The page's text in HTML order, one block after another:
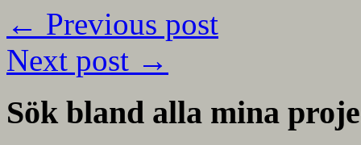
← Previous post
Next post →
Sök bland alla mina